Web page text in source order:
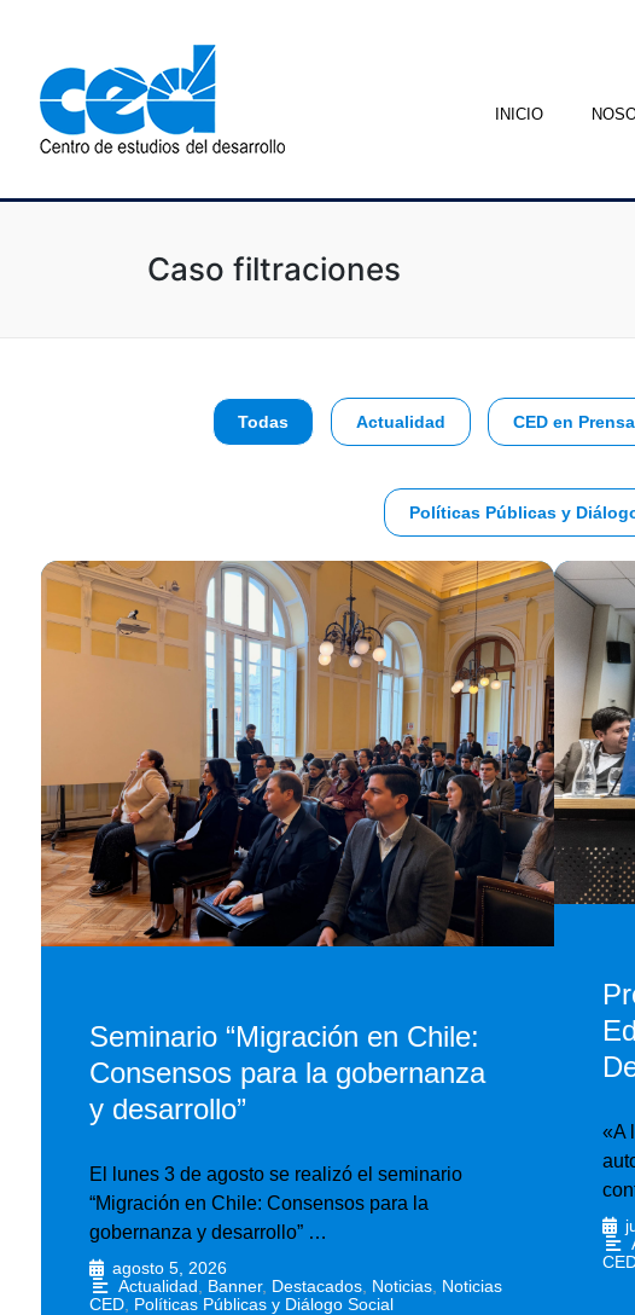
INICIO
Caso filtraciones
Todas Actualidad CED en Prensa
Políticas Públicas y
Seminario “Migración en Chile:
Consensos para la gobernanza
y desarrollo”
El lunes 3 de agosto se realizó el seminario
“Migración en Chile: Consensos para la
gobernanza y desarrollo” …
agosto 5, 2026
Actualidad Banner, Destacados, Noticias, Noticias
CED Políticas Públicas y Diálogo Social
«A